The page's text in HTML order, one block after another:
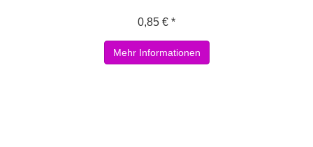
0,85 € *
Mehr Informationen